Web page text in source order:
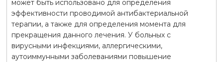
может быть использовано для определения
эффективности проводимой антибактериальной
терапии, а также для определения момента для
прекращения данного лечения. У больных с
вирусными инфекциями, аллергическими,
аутоиммунными заболеваниями повышение